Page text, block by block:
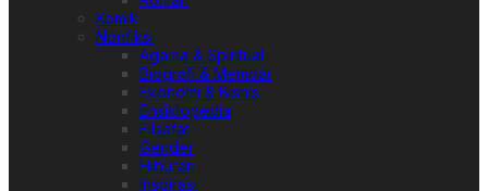
Komik
Nonfiksi
Agama & Spiritual
Biografi & Memoar
Ekonomi & Bisnis
Ensiklopedia
Filsafat
Gender
Hiburan
Inspirasi